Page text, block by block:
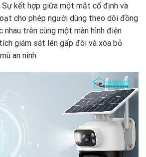
Sự kết hợp giữa một mắt cố định và
cho phép người dùng theo dõi đồng
nhau trên cùng một màn hình điện
giám sát lên gấp đôi và xóa bỏ
an ninh.